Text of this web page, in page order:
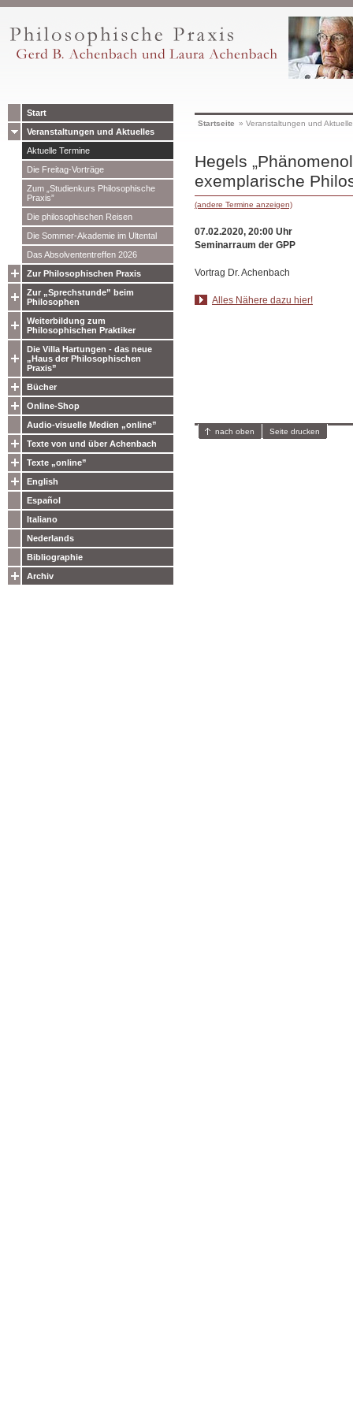
Start
Veranstaltungen und Aktuelles
Aktuelle Termine
Die Freitag-Vorträge
Zum „Studienkurs Philosophische
Praxis”
Die philosophischen Reisen
Die Sommer-Akademie im Ultental
Das Absolvententreffen 2026
Zur Philosophischen Praxis
Zur „Sprechstunde” beim
Philosophen
Weiterbildung zum
Philosophischen Praktiker
Die Villa Hartungen - das neue
„Haus der Philosophischen
Praxis”
Bücher
Online-Shop
Audio-visuelle Medien „online”
Texte von und über Achenbach
Texte „online”
English
Español
Italiano
Nederlands
Bibliographie
Archiv
Startseite » Veranstaltungen und
Hegels
exemplarische
(andere Termine anzeigen)
07.02.2020, 20:00 Uhr
Seminarraum der GPP
Vortrag Dr. Achenbach
Alles Nähere dazu hier!
nach oben Seite drucken